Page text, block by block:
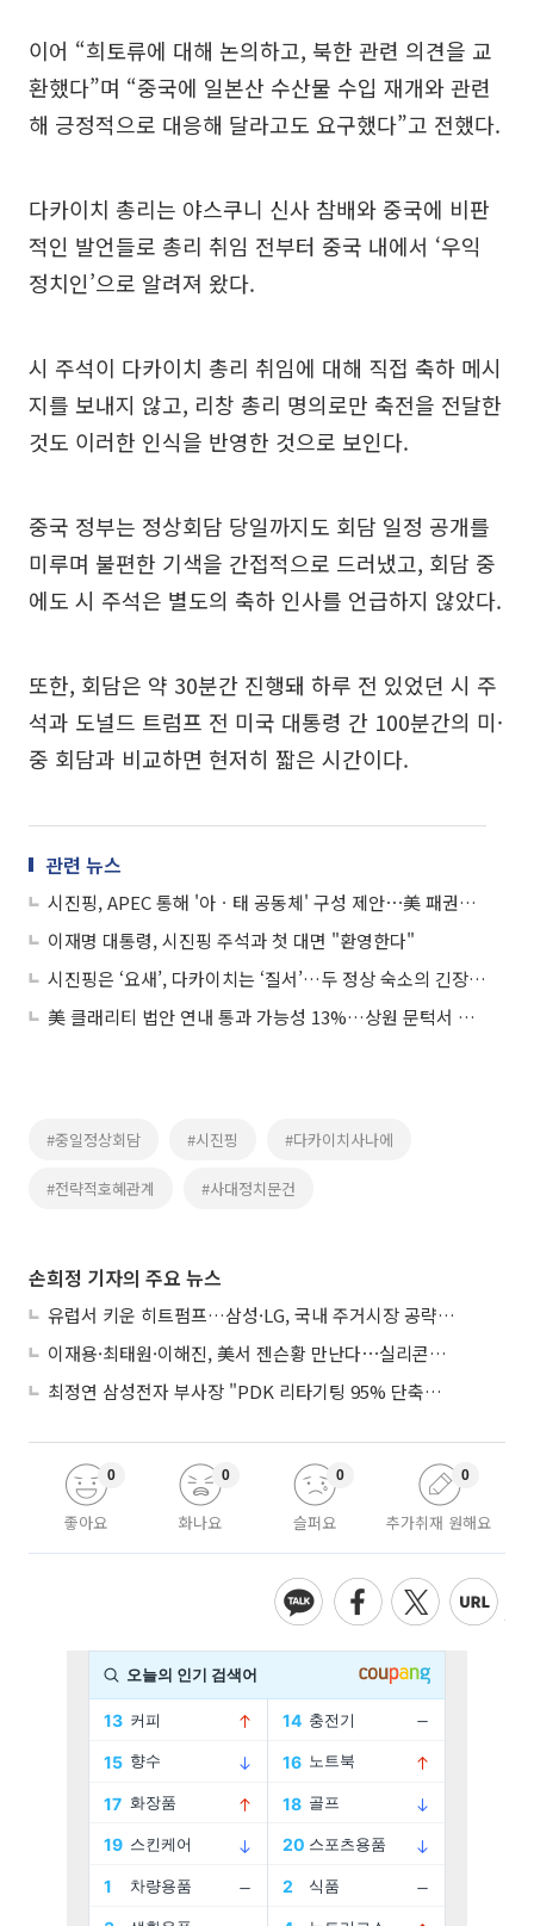
이어 “희토류에 대해 논의하고, 북한 관련 의견을 교
환했다”며 “중국에 일본산 수산물 수입 재개와 관련
해 긍정적으로 대응해 달라고도 요구했다”고 전했다.
다카이치 총리는 야스쿠니 신사 참배와 중국에 비판
적인 발언들로 총리 취임 전부터 중국 내에서 ‘우익
정치인’으로 알려져 왔다.
시 주석이 다카이치 총리 취임에 대해 직접 축하 메시
지를 보내지 않고, 리창 총리 명의로만 축전을 전달한
것도 이러한 인식을 반영한 것으로 보인다.
중국 정부는 정상회담 당일까지도 회담 일정 공개를
미루며 불편한 기색을 간접적으로 드러냈고, 회담 중
에도 시 주석은 별도의 축하 인사를 언급하지 않았다.
또한, 회담은 약 30분간 진행돼 하루 전 있었던 시 주
석과 도널드 트럼프 전 미국 대통령 간 100분간의 미·
중 회담과 비교하면 현저히 짧은 시간이다.
관련 뉴스
시진핑, APEC 통해 '아ㆍ태 공동체' 구성 제안⋯美 패권주의 겨냥
이재명 대통령, 시진핑 주석과 첫 대면 "환영한다"
시진핑은 ‘요새’, 다카이치는 ‘질서’…두 정상 숙소의 긴장된 하루
美 클래리티 법안 연내 통과 가능성 13%…상원 문턱서 제동
#중일정상회담 #시진핑 #다카이치사나에
#전략적호혜관계 #사대정치문건
손희정 기자의 주요 뉴스
유럽서 키운 히트펌프…삼성·LG, 국내 주거시장 공략 ‘속도’
이재용·최태원·이해진, 美서 젠슨황 만난다⋯실리콘밸리 집결하는 AI리더
최정연 삼성전자 부사장 "PDK 리타기팅 95% 단축…에이전트 AI 시범 활용"
좋아요
0
화나요
0
슬퍼요
0
추가취재 원해요
0